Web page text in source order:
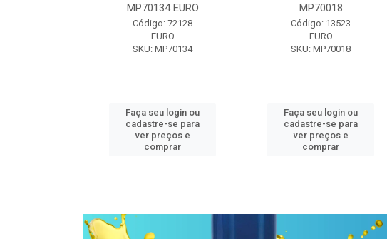
MP70134 EURO
Código: 72128
EURO
SKU: MP70134
Faça seu login ou
cadastre-se para
ver preços e
comprar
MP70018
Código: 13523
EURO
SKU: MP70018
Faça seu login ou
cadastre-se para
ver preços e
comprar